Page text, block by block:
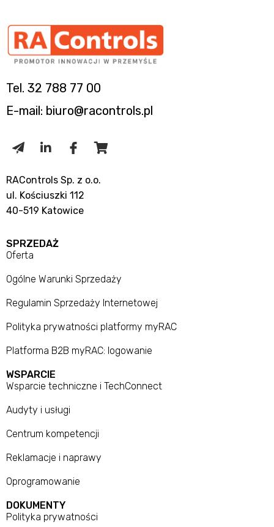
Tel. 32 788 77 00
E-mail: biuro@racontrols.pl
RAControls Sp. z o.o.
ul. Kościuszki 112
40-519 Katowice
SPRZEDAŻ
Oferta
Ogólne Warunki Sprzedaży
Regulamin Sprzedaży Internetowej
Polityka prywatności platformy myRAC
Platforma B2B myRAC: logowanie
WSPARCIE
Wsparcie techniczne i TechConnect
Audyty i usługi
Centrum kompetencji
Reklamacje i naprawy
Oprogramowanie
DOKUMENTY
Polityka prywatności